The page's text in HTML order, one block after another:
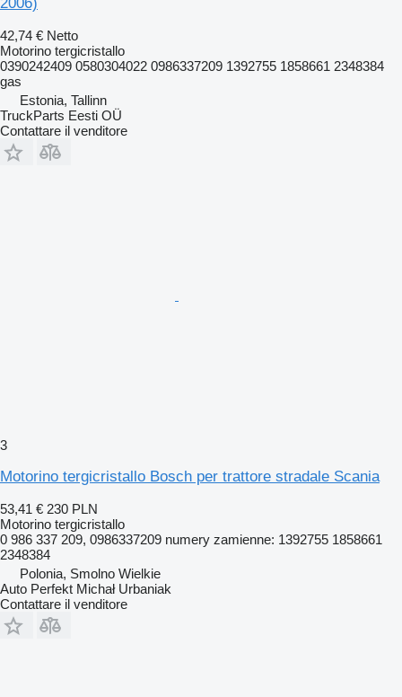
42,74 € Netto
Motorino tergicristallo
0390242409 0580304022 0986337209 1392755 1858661 2348384
gas
Estonia, Tallinn
TruckParts Eesti OÜ
Contattare il venditore
3
Motorino tergicristallo Bosch per trattore stradale Scania
53,41 € 230 PLN
Motorino tergicristallo
0 986 337 209, 0986337209 numery zamienne: 1392755 1858661
2348384
Polonia, Smolno Wielkie
Auto Perfekt Michał Urbaniak
Contattare il venditore